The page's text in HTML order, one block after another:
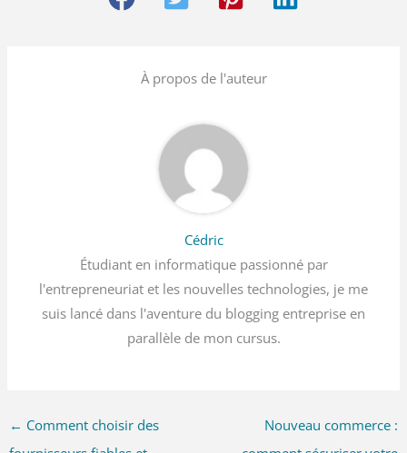
À propos de l'auteur
Cédric
Étudiant en informatique passionné par
l'entrepreneuriat et les nouvelles technologies, je me
suis lancé dans l'aventure du blogging entreprise en
parallèle de mon cursus.
← Comment choisir des
Nouveau commerce :